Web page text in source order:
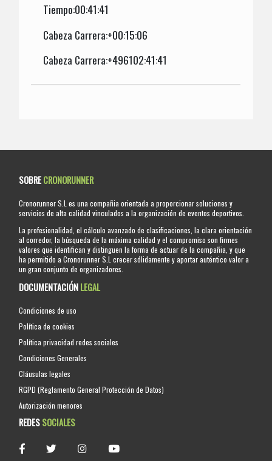
Tiempo:00:41:41
Cabeza Carrera:+00:15:06
Cabeza Carrera:+496102:41:41
SOBRECRONORUNNER
Cronorunner S.L es una compañia orientada a proporcionar soluciones y
servicios de alta calidad vinculados a la organización de eventos deportivos.
La profesionalidad, el cálculo avanzado de clasificaciones, la clara orientación
al corredor, la búsqueda de la máxima calidad y el compromiso son firmes
valores que identifican y distinguen la forma de actuar de la compañia, y que
ha permitido a Cronorunner S.L crecer sólidamente y aportar auténtico valor a
un gran conjunto de organizadores.
DOCUMENTACIÓNLEGAL
Condiciones de uso
Política de cookies
Política privacidad redes sociales
Condiciones Generales
Cláusulas legales
RGPD (Reglamento General Protección de Datos)
Autorización menores
REDESSOCIALES